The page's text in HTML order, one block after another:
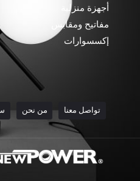
أجهزة منزلية
مفاتيح ومقابس
إكسسوارات
تواصل معنا من نحن